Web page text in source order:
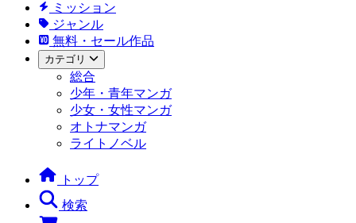
ミッション
ジャンル
無料・セール作品
カテゴリ
総合
少年・青年マンガ
少女・女性マンガ
オトナマンガ
ライトノベル
トップ
検索